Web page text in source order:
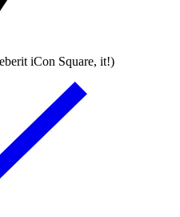
iCon Square, it!)